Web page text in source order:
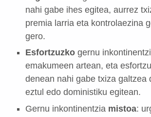
nahi gabe ihes egitea, aurrez
premia larria eta kontrolaezina
gero.
Esfortzuzkogernu
emakumeen artean, eta
denean nahi gabe txiza galtzea
eztul edo doministiku egitean.
Gernu inkontinentzia mistoa: